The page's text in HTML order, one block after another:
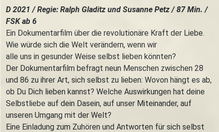
D 2021 / Regie: Ralph Gladitz und Susanne Petz / 87 Min. /
FSK ab 6
Ein Dokumentarfilm über die revolutionäre Kraft der Liebe.
Wie würde sich die Welt verändern, wenn wir
alle uns in gesunder Weise selbst lieben könnten?
Der Dokumentarfilm befragt neun Menschen zwischen 28
und 86 zu ihrer Art, sich selbst zu lieben: Wovon hängt es ab,
ob Du Dich lieben kannst? Welche Auswirkungen hat deine
Selbstliebe auf dein Dasein, auf unser Miteinander, auf
unseren Umgang mit der Welt?
Eine Einladung zum Zuhören und Antworten für sich selbst